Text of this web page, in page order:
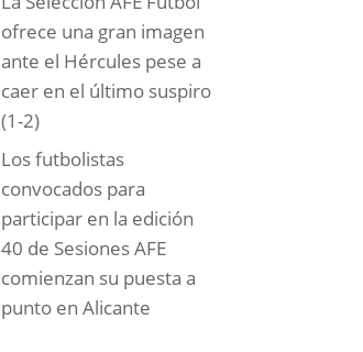
ofrece una gran imagen
ante el Hércules pese a
caer en el último suspiro
(1-2)
Los futbolistas
convocados para
participar en la edición
40 de Sesiones AFE
comienzan su puesta a
punto en Alicante